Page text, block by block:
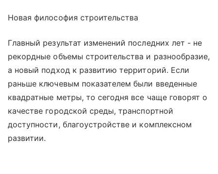
Новая философия строительства
Главный результат изменений последних лет - не
рекордные объемы строительства и разнообразие,
а новый подход к развитию территорий. Если
раньше ключевым показателем были введенные
квадратные метры, то сегодня все чаще говорят о
качестве городской среды, транспортной
доступности, благоустройстве и комплексном
развитии.